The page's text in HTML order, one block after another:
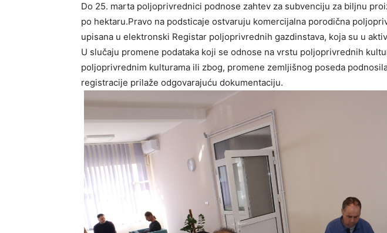
Do 25. marta poljoprivrednici podnose zahtev za subvenciju za biljnu
po hektaru.Pravo na podsticaje ostvaruju komercijalna porodična
upisana u elektronski Registar poljoprivrednih gazdinstava, koja su u
U slučaju promene podataka koji se odnose na vrstu poljoprivrednih
poljoprivrednim kulturama ili zbog, promene zemljišnog poseda
registracije prilaže odgovarajuću dokumentaciju.